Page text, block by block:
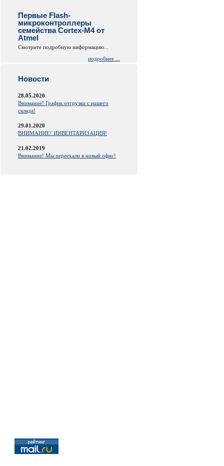
Первые Flash-
микроконтроллеры
семейства Cortex-M4 от
Atmel
Смотрите подробную информацию...
подробнее ...
Новости
28.05.2020
Внимание! График отгрузки с нашего
склада!
29.01.2020
ВНИМАНИЕ! ИНВЕНТАРИЗАЦИЯ!
21.02.2019
Внимание! Мы переехали в новый офис!